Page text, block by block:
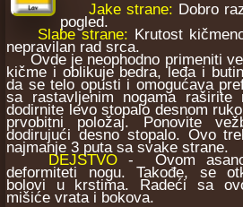
Jake strane: Dobro
pogled.
Slabe strane: Krutost
nepravilan rad srca.
Ovde je neophodno primeniti
kičme i oblikuje bedra, leđa i
da se telo opusti i omogućava
sa rastavljenim nogama
dodirnite levo stopalo desnom
prvobitni položaj. Ponovite
dodirujući desno stopalo. Ovo
najmanje 3 puta sa svake strane.
DEJSTVO - Ovom
deformiteti nogu. Takođe, se
bolovi u krstima. Radeći sa
mišiće vrata i bokova.